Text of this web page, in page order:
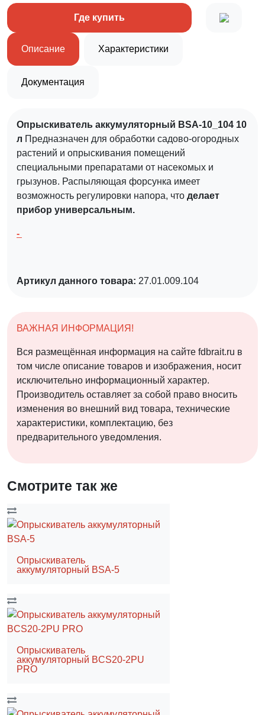
Где купить
Описание Характеристики
Документация
Опрыскиватель аккумуляторный BSA-10_104 10
л Предназначен для обработки садово-огородных
растений и опрыскивания помещений
специальными препаратами от насекомых и
грызунов. Распыляющая форсунка имеет
возможность регулировки напора, что делает
прибор универсальным.
-
Артикул данного товара: 27.01.009.104
ВАЖНАЯ ИНФОРМАЦИЯ!
Вся размещённая информация на сайте fdbrait.ru в
том числе описание товаров и изображения, носит
исключительно информационный характер.
Производитель оставляет за собой право вносить
изменения во внешний вид товара, технические
характеристики, комплектацию, без
предварительного уведомления.
Смотрите так же
Опрыскиватель
аккумуляторный BSA-5
Опрыскиватель
аккумуляторный BCS20-2PU
PRO